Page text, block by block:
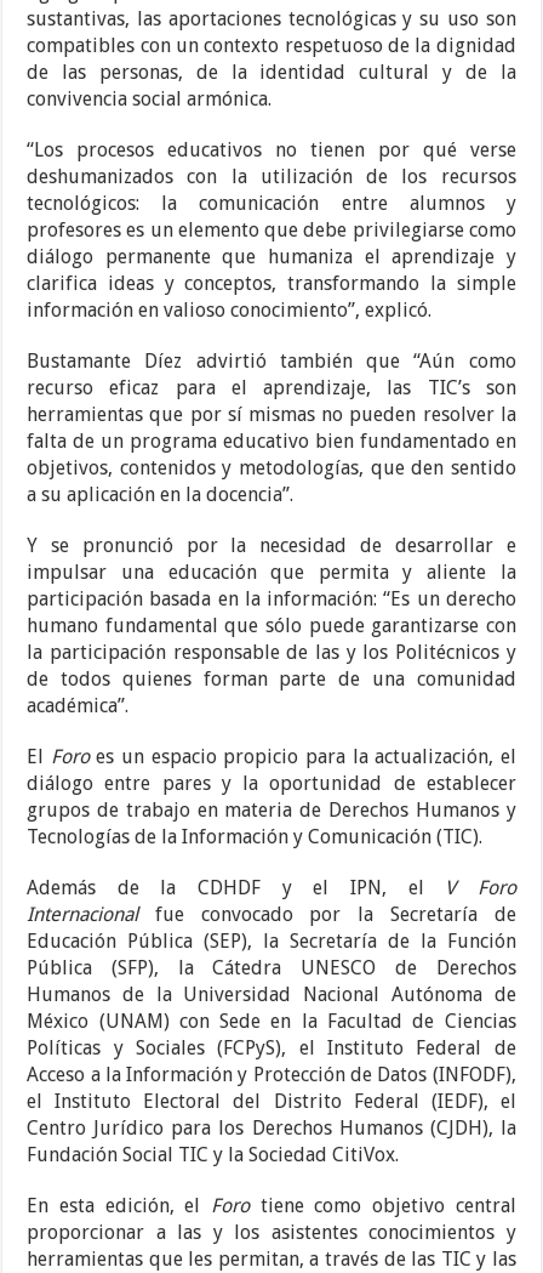
sustantivas, las aportaciones tecnológicas y su uso son
compatibles con un contexto respetuoso de la dignidad
de las personas, de la identidad cultural y de la
convivencia social armónica.
“Los procesos educativos no tienen por qué verse
deshumanizados con la utilización de los recursos
tecnológicos: la comunicación entre alumnos y
profesores es un elemento que debe privilegiarse como
diálogo permanente que humaniza el aprendizaje y
clarifica ideas y conceptos, transformando la simple
información en valioso conocimiento”, explicó.
Bustamante Díez advirtió también que “Aún como
recurso eficaz para el aprendizaje, las TIC’s son
herramientas que por sí mismas no pueden resolver la
falta de un programa educativo bien fundamentado en
objetivos, contenidos y metodologías, que den sentido
a su aplicación en la docencia”.
Y se pronunció por la necesidad de desarrollar e
impulsar una educación que permita y aliente la
participación basada en la información: “Es un derecho
humano fundamental que sólo puede garantizarse con
la participación responsable de las y los Politécnicos y
de todos quienes forman parte de una comunidad
académica”.
El Foroes un espacio propicio para la actualización, el
diálogo entre pares y la oportunidad de establecer
grupos de trabajo en materia de Derechos Humanos y
Tecnologías de la Información y Comunicación (TIC).
Además de la CDHDF y el IPN, el
V Foro
Internacionalfue convocado por la Secretaría de
Educación Pública (SEP), la Secretaría de la Función
Pública (SFP), la Cátedra UNESCO de Derechos
Humanos de la Universidad Nacional Autónoma de
México (UNAM) con Sede en la Facultad de Ciencias
Políticas y Sociales (FCPyS), el Instituto Federal de
Acceso a la Información y Protección de Datos (INFODF),
el Instituto Electoral del Distrito Federal (IEDF), el
Centro Jurídico para los Derechos Humanos (CJDH), la
Fundación Social TIC y la Sociedad CitiVox.
En esta edición, el Forotiene como objetivo central
proporcionar a las y los asistentes conocimientos y
herramientas que les permitan, a través de las TIC y las